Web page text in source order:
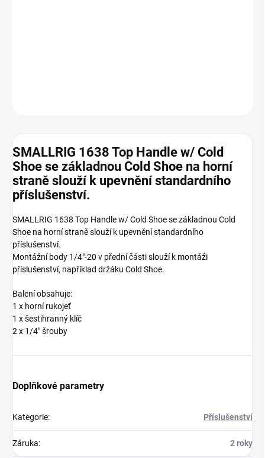
SMALLRIG 1638 Top Handle w/ Cold
Shoe se základnou Cold Shoe na horní
straně slouží k upevnění standardního
příslušenství.
SMALLRIG 1638 Top Handle w/ Cold Shoe se základnou Cold
Shoe na horní straně slouží k upevnění standardního
příslušenství.
Montážní body 1/4"-20 v přední části slouží k montáži
příslušenství, například držáku Cold Shoe.
Balení obsahuje:
1 x horní rukojeť
1 x šestihranný klíč
2 x 1/4" šrouby
Doplňkové parametry
Kategorie: Příslušenství
Záruka: 2 roky